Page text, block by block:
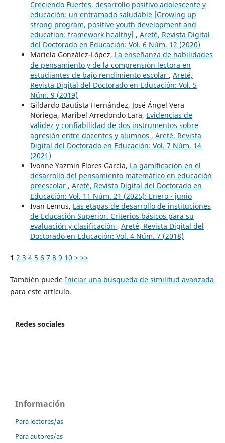
Creciendo Fuertes, desarrollo positivo adolescente y
educación: un entramado saludable [Growing up
strong program, positive youth development and
education: framework healthy] , Areté, Revista Digital
del Doctorado en Educación: Vol. 6 Núm. 12 (2020)
Mariela González-López, La enseñanza de habilidades
de pensamiento y de la comprensión lectora en
estudiantes de bajo rendimiento escolar , Areté,
Revista Digital del Doctorado en Educación: Vol. 5
Núm. 9 (2019)
Gildardo Bautista Hernández, José Ángel Vera
Noriega, Maribel Arredondo Lara, Evidencias de
validez y confiabilidad de dos instrumentos sobre
agresión entre docentes y alumnos , Areté, Revista
Digital del Doctorado en Educación: Vol. 7 Núm. 14
(2021)
Ivonne Yazmin Flores García, La gamificación en el
desarrollo del pensamiento matemático en educación
preescolar , Areté, Revista Digital del Doctorado en
Educación: Vol. 11 Núm. 21 (2025): Enero - junio
Ivan Lemus, Las etapas de desarrollo de instituciones
de Educación Superior. Criterios básicos para su
evaluación y clasificación , Areté, Revista Digital del
Doctorado en Educación: Vol. 4 Núm. 7 (2018)
1 2 3 4 5 6 7 8 9 10 > >>
También puede Iniciar una búsqueda de similitud avanzada
para este artículo.
Redes sociales
Información
Para lectores/as
Para autores/as